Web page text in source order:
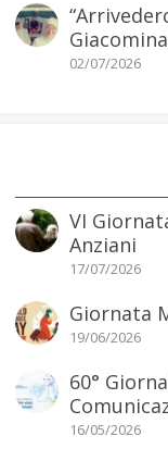
02/07/2026
VI
Anziani
17/07/2026
Giornata
19/06/2026
60°
16/05/2026